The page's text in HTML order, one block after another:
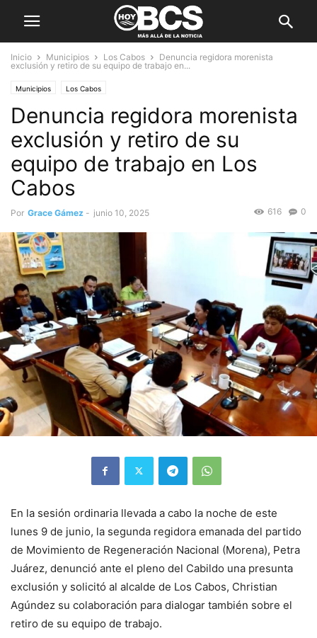
Inicio Municipios Los Cabos
Denuncia regidora morenista
exclusión y retiro de su equipo de trabajo en...
Municipios Los Cabos
Denuncia regidora morenista
exclusión y retiro de su
equipo de trabajo en Los
Cabos
Por Grace Gámez - junio 10, 2025 0
616
En la sesión ordinaria llevada a cabo la noche de este
lunes 9 de junio, la segunda regidora emanada del partido
de Movimiento de Regeneración Nacional (Morena), Petra
Juárez, denunció ante el pleno del Cabildo una presunta
exclusión y solicitó al alcalde de Los Cabos, Christian
Agúndez su colaboración para dialogar también sobre el
retiro de su equipo de trabajo.